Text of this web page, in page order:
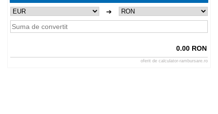
➔
0.00 RON
oferit decalculator-rambursare.ro